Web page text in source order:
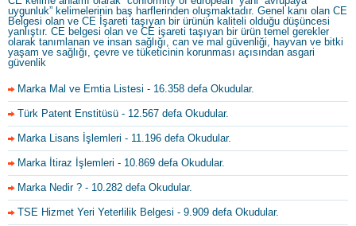
uygunluk” kelimelerinin baş harflerinden oluşmaktadır. Genel kanı olan CE
Belgesi olan ve CE İşareti taşıyan bir ürünün kaliteli olduğu düşüncesi
yanlıştır. CE belgesi olan ve CE işareti taşıyan bir ürün temel gerekler
olarak tanımlanan ve insan sağlığı, can ve mal güvenliği, hayvan ve bitki
yaşam ve sağlığı, çevre ve tüketicinin korunması açısından asgari
güvenlik
Marka Mal ve Emtia Listesi - 16.358 defa Okudular.
Türk Patent Enstitüsü - 12.567 defa Okudular.
Marka Lisans İşlemleri - 11.196 defa Okudular.
Marka İtiraz İşlemleri - 10.869 defa Okudular.
Marka Nedir ? - 10.282 defa Okudular.
TSE Hizmet Yeri Yeterlilik Belgesi - 9.909 defa Okudular.